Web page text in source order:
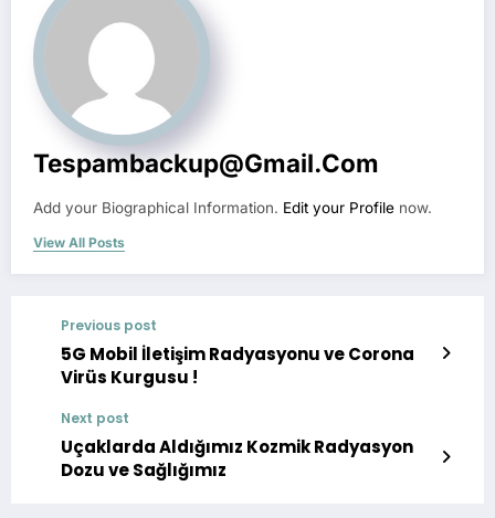
Tespambackup@gmail.com
Add your Biographical Information. Edit your Profile now.
View All Posts
Previous post
5G Mobil İletişim Radyasyonu ve Corona
Virüs Kurgusu !
Next post
Uçaklarda Aldığımız Kozmik Radyasyon
Dozu ve Sağlığımız